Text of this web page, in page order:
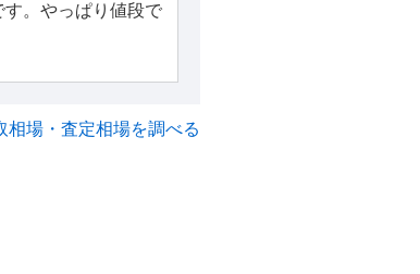
。やっぱり値段で
相場・査定相場を調べる